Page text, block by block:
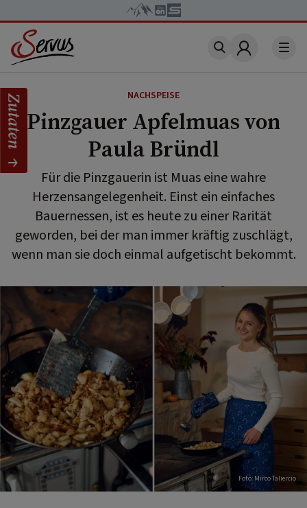
Account
NACHSPEISE
Pinzgauer Apfelmuas von
Paula Bründl
Für die Pinzgauerin ist Muas eine wahre
Herzensangelegenheit. Einst ein einfaches
Bauernessen, ist es heute zu einer Rarität
geworden, bei der man immer kräftig zuschlägt,
wenn man sie doch einmal aufgetischt bekommt.
Foto: Mirco Taliercio
Zutaten